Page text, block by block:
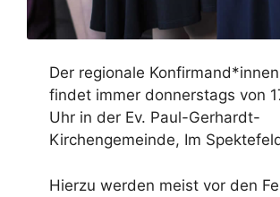
Der regionale
findet immer donnerstags von
Uhr in der Ev. Paul-Gerhardt-
Kirchengemeinde, Im
Hierzu werden meist vor den